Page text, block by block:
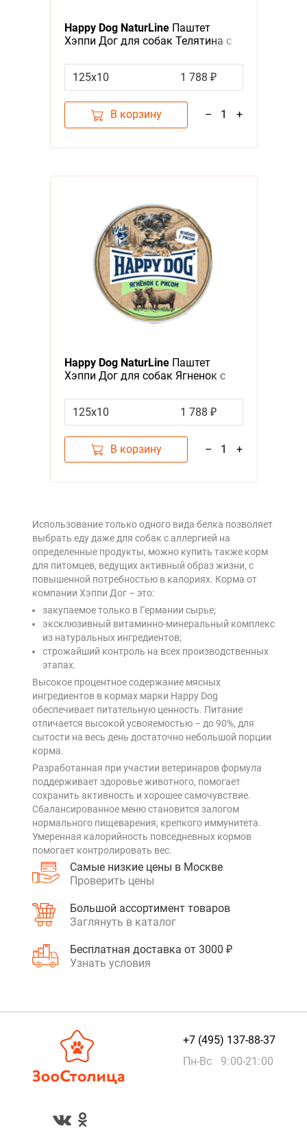
Happy Dog NaturLineПаштет
Хэппи Дог для собак Телятина с
Россия)
125х10 1 788 ₽
В корзину – 1 +
Happy Dog NaturLineПаштет
Хэппи Дог для собак Ягненок с
125х10
1 788 ₽
В корзину – 1 +
Использование только одного вида белка позволяет
выбрать еду даже для собак с аллергией на
определенные продукты, можно купить также корм
для питомцев, ведущих активный образ жизни, с
повышенной потребностью в калориях. Корма от
компании Хэппи Дог – это:
закупаемое только в Германии сырье;
эксклюзивный витаминно-минеральный комплекс
из натуральных ингредиентов;
строжайший контроль на всех производственных
этапах.
Высокое процентное содержание мясных
ингредиентов в кормах марки Happy Dog
обеспечивает питательную ценность. Питание
отличается высокой усвояемостью – до 90%, для
сытости на весь день достаточно небольшой порции
корма.
Разработанная при участии ветеринаров формула
поддерживает здоровье животного, помогает
сохранить активность и хорошее самочувствие.
Сбалансированное меню становится залогом
нормального пищеварения, крепкого иммунитета.
Умеренная калорийность повседневных кормов
помогает контролировать вес.
Самые низкие цены в Москве
Проверить цены
Большой ассортимент товаров
Заглянуть в каталог
Бесплатная доставка от 3000 ₽
Узнать условия
+7 (495) 137-88-37
Пн-Вс 9:00-21:00